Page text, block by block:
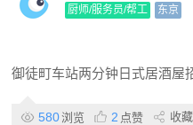
厨师/服务员/帮工 东京
御徒町车站两分钟日式居酒屋
580浏览 2 点赞 收藏